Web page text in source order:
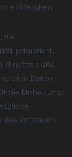
KI buchen
die
priorisiert,
KI nutzen und
Daten
die Einhaltung
Vertrauen